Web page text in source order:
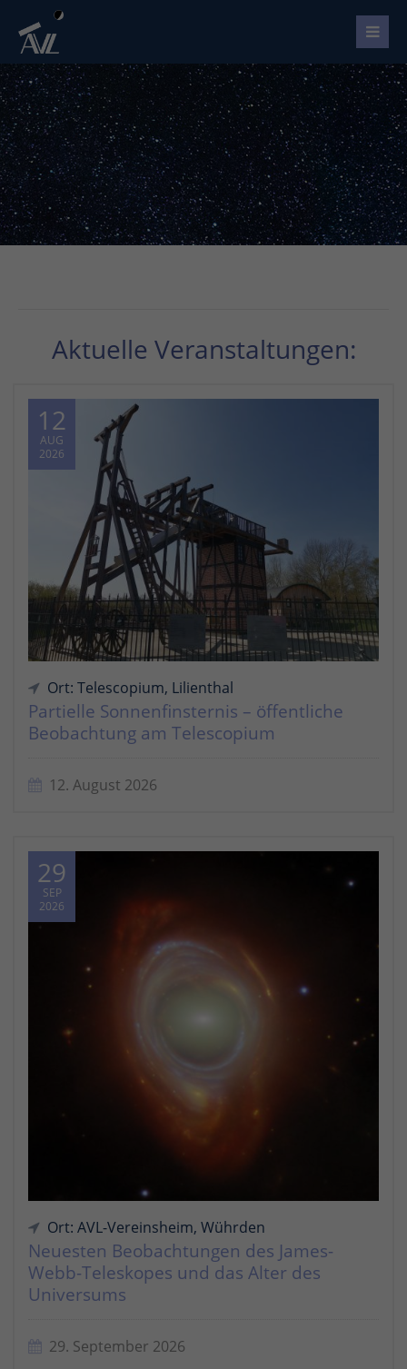
Aktuelle Veranstaltungen:
12
AUG
2026
Ort: Telescopium, Lilienthal
Partielle Sonnenfinsternis – öffentliche
Beobachtung am Telescopium
12. August 2026
29
SEP
2026
Ort: AVL-Vereinsheim, Wührden
Neuesten Beobachtungen des James-
Webb-Teleskopes und das Alter des
Universums
29. September 2026